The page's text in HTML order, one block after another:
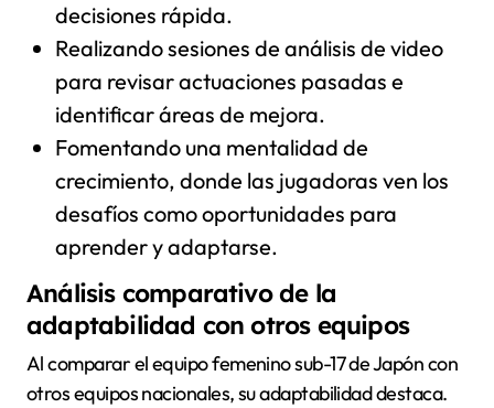
decisiones rápida.
Realizando sesiones de análisis de video
para revisar actuaciones pasadas e
identificar áreas de mejora.
Fomentando una mentalidad de
crecimiento, donde las jugadoras ven los
desafíos como oportunidades para
aprender y adaptarse.
Análisis comparativo de la
adaptabilidad con otros equipos
Al comparar el equipo femenino sub-17 de Japón con
otros equipos nacionales, su adaptabilidad destaca.